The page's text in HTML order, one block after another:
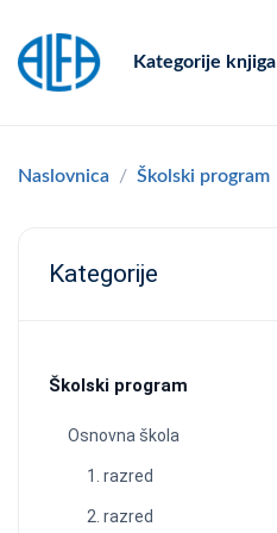
Kategorije knjiga
Naslovnica Školski program
Kategorije
Školski program
Osnovna škola
1. razred
2. razred